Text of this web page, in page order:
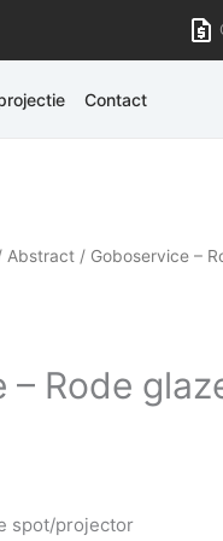
Contact
Abstract / Goboservice –
– Rode
spot/projector